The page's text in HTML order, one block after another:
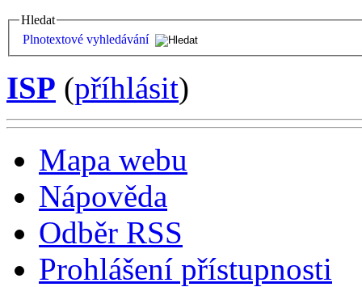
Hledat
Plnotextové vyhledávání
ISP (příhlásit)
Mapa webu
Nápověda
Odběr RSS
Prohlášení přístupnosti